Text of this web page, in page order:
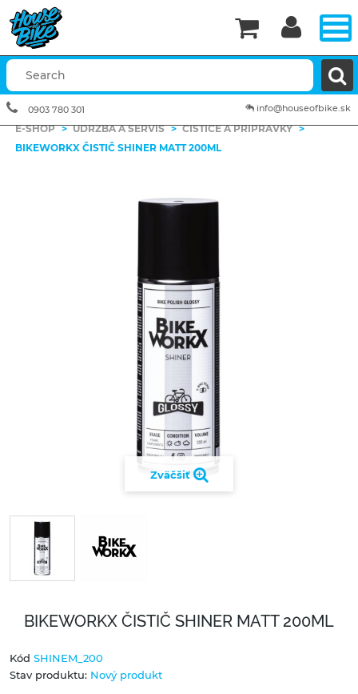
E-SHOP > ÚDRŽBA A SERVIS > ČISTIČE A PRÍPRAVKY >
BIKEWORKX ČISTIČ SHINER MATT 200ML
Zväčšiť
BIKEWORKX ČISTIČ SHINER MATT 200ML
Kód SHINEM_200
Stav produktu: Nový produkt


info@houseofbike.sk
0903 780 301